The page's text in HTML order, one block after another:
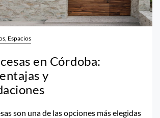
Espacios
en Córdoba:
y
son una de las opciones más elegidas